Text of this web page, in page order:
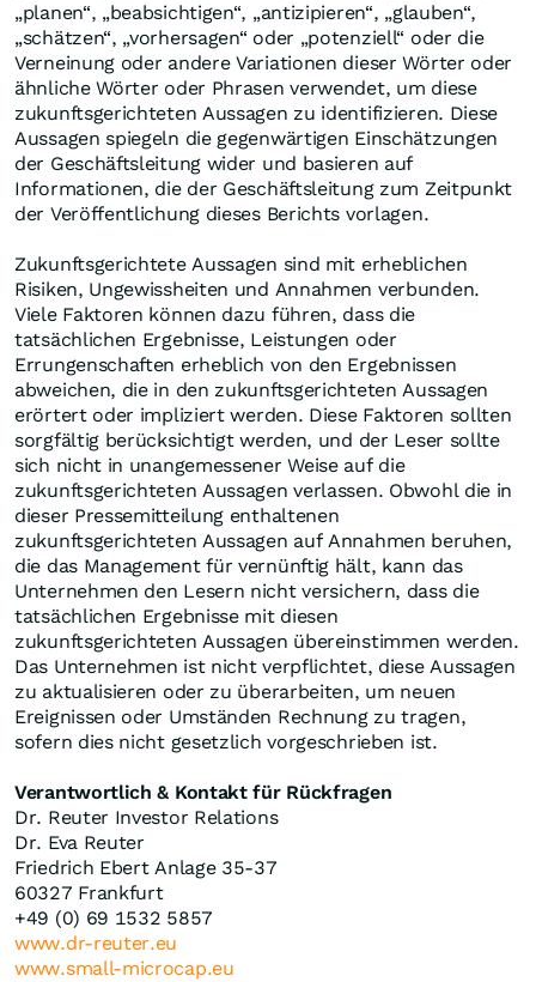
„planen“, „beabsichtigen“, „antizipieren“, „glauben“,
„schätzen“, „vorhersagen“ oder „potenziell“ oder die
Verneinung oder andere Variationen dieser Wörter oder
ähnliche Wörter oder Phrasen verwendet, um diese
zukunftsgerichteten Aussagen zu identifizieren. Diese
Aussagen spiegeln die gegenwärtigen Einschätzungen
der Geschäftsleitung wider und basieren auf
Informationen, die der Geschäftsleitung zum Zeitpunkt
der Veröffentlichung dieses Berichts vorlagen.
Zukunftsgerichtete Aussagen sind mit erheblichen
Risiken, Ungewissheiten und Annahmen verbunden.
Viele Faktoren können dazu führen, dass die
tatsächlichen Ergebnisse, Leistungen oder
Errungenschaften erheblich von den Ergebnissen
abweichen, die in den zukunftsgerichteten Aussagen
erörtert oder impliziert werden. Diese Faktoren sollten
sorgfältig berücksichtigt werden, und der Leser sollte
sich nicht in unangemessener Weise auf die
zukunftsgerichteten Aussagen verlassen. Obwohl die in
dieser Pressemitteilung enthaltenen
zukunftsgerichteten Aussagen auf Annahmen beruhen,
die das Management für vernünftig hält, kann das
Unternehmen den Lesern nicht versichern, dass die
tatsächlichen Ergebnisse mit diesen
zukunftsgerichteten Aussagen übereinstimmen werden.
Das Unternehmen ist nicht verpflichtet, diese Aussagen
zu aktualisieren oder zu überarbeiten, um neuen
Ereignissen oder Umständen Rechnung zu tragen,
sofern dies nicht gesetzlich vorgeschrieben ist.
Verantwortlich & Kontakt für Rückfragen
Dr. Reuter Investor Relations
Dr. Eva Reuter
Friedrich Ebert Anlage 35-37
60327 Frankfurt
+49 (0) 69 1532 5857
www.dr-reuter.eu
www.small-microcap.eu